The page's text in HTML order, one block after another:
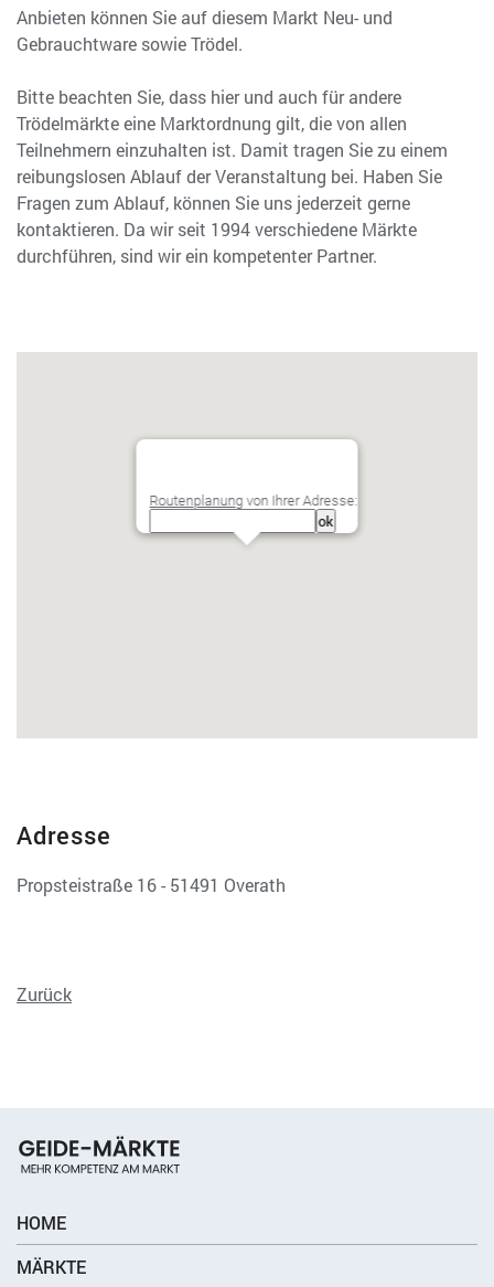
Anbieten können Sie auf diesem Markt Neu- und
Gebrauchtware sowie Trödel.
Bitte beachten Sie, dass hier und auch für andere
Trödelmärkte eine Marktordnung gilt, die von allen
Teilnehmern einzuhalten ist. Damit tragen Sie zu einem
reibungslosen Ablauf der Veranstaltung bei. Haben Sie
Fragen zum Ablauf, können Sie uns jederzeit gerne
kontaktieren. Da wir seit 1994 verschiedene Märkte
durchführen, sind wir ein kompetenter Partner.
Routenplanung von Ihrer Adresse:
Adresse
Propsteistraße 16 - 51491 Overath
Zurück
HOME
MÄRKTE